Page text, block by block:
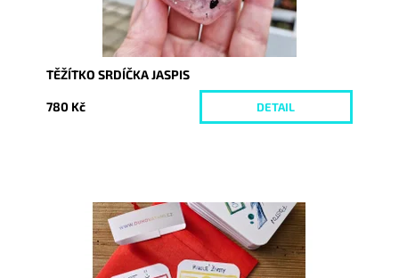
TĚŽÍTKO SRDÍČKA JASPIS
780 Kč DETAIL
Dostupnost:
Skladem
9371